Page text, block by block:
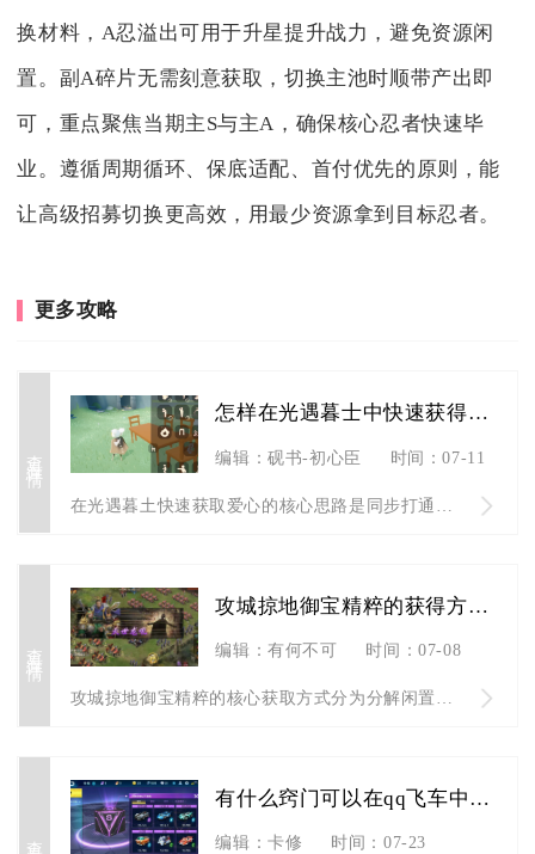
换材料，A忍溢出可用于升星提升战力，避免资源闲
置。副A碎片无需刻意获取，切换主池时顺带产出即
可，重点聚焦当期主S与主A，确保核心忍者快速毕
业。遵循周期循环、保底适配、首付优先的原则，能
让高级招募切换更高效，用最少资源拿到目标忍者。
更多攻略
查看详情
怎样在光遇暮士中快速获得爱心
编辑：砚书-初心臣 时间：07-11
攻城掠地御宝精粹的获得方法有哪些
编辑：有何不可 时间：07-08
攻城掠地御宝精粹的核心获取方式分为分解闲置御宝、参与限时特色...
查看详情
有什么窍门可以在qq飞车中实现最快起步
编辑：卡修 时间：07-23